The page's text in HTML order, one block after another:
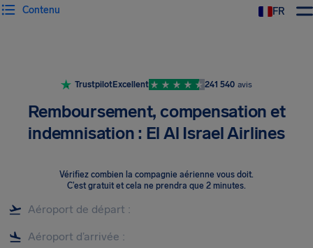
FR
Contenu
TrustpilotExcellent 241 540 avis
Remboursement, compensation et
indemnisation : El Al Israel Airlines
Vérifiez combien la compagnie aérienne vous doit.
C’est gratuit et cela ne prendra que 2 minutes.